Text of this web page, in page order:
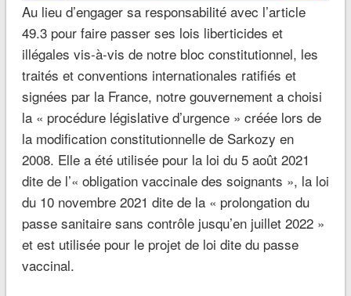
Au lieu d’engager sa responsabilité avec l’article
49.3 pour faire passer ses lois liberticides et
illégales vis-à-vis de notre bloc constitutionnel, les
traités et conventions internationales ratifiés et
signées par la France, notre gouvernement a choisi
la « procédure législative d’urgence » créée lors de
la modification constitutionnelle de Sarkozy en
2008. Elle a été utilisée pour la loi du 5 août 2021
dite de l’« obligation vaccinale des soignants », la loi
du 10 novembre 2021 dite de la « prolongation du
passe sanitaire sans contrôle jusqu’en juillet 2022 »
et est utilisée pour le projet de loi dite du passe
vaccinal.